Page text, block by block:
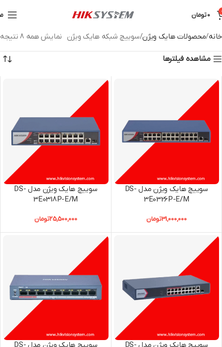
0تومان
خانه محصولات هایک ویژن سوییچ شبکه هایک ویژن نمایش همه 8 نتیجه
مشاهده فیلترها
سوییچ هایک ویژن مدل DS-
3E0326P-E/M
31,000,000تومان
سوییچ هایک ویژن مدل DS-
3E0318P-E/M
25,500,000تومان
سوییچ هایک ویژن مدل DS-
سوییچ هایک ویژن مدل DS-